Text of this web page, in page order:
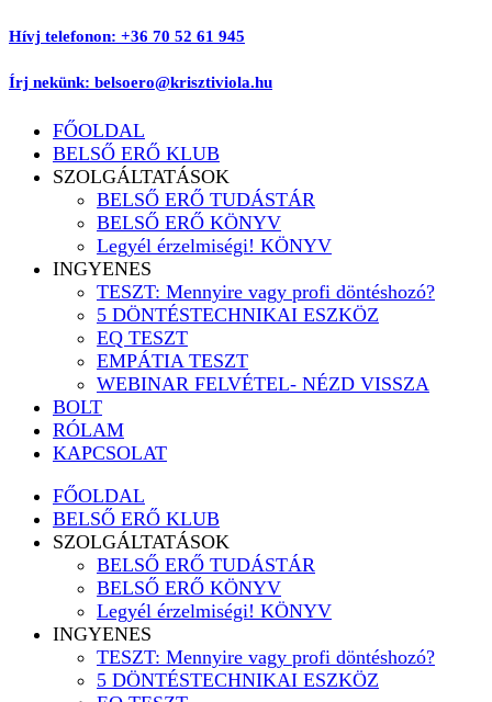
Ugrás
tartalomhoz
Hívj telefonon: +36 70 52 61 945
Írj nekünk: belsoero@krisztiviola.hu
FŐOLDAL
BELSŐ ERŐ KLUB
SZOLGÁLTATÁSOK
BELSŐ ERŐ TUDÁSTÁR
BELSŐ ERŐ KÖNYV
Legyél érzelmiségi! KÖNYV
INGYENES
TESZT: Mennyire vagy profi döntéshozó?
5 DÖNTÉSTECHNIKAI ESZKÖZ
EQ TESZT
EMPÁTIA TESZT
WEBINAR FELVÉTEL- NÉZD VISSZA
BOLT
RÓLAM
KAPCSOLAT
FŐOLDAL
BELSŐ ERŐ KLUB
SZOLGÁLTATÁSOK
BELSŐ ERŐ TUDÁSTÁR
BELSŐ ERŐ KÖNYV
Legyél érzelmiségi! KÖNYV
INGYENES
TESZT: Mennyire vagy profi döntéshozó?
5 DÖNTÉSTECHNIKAI ESZKÖZ